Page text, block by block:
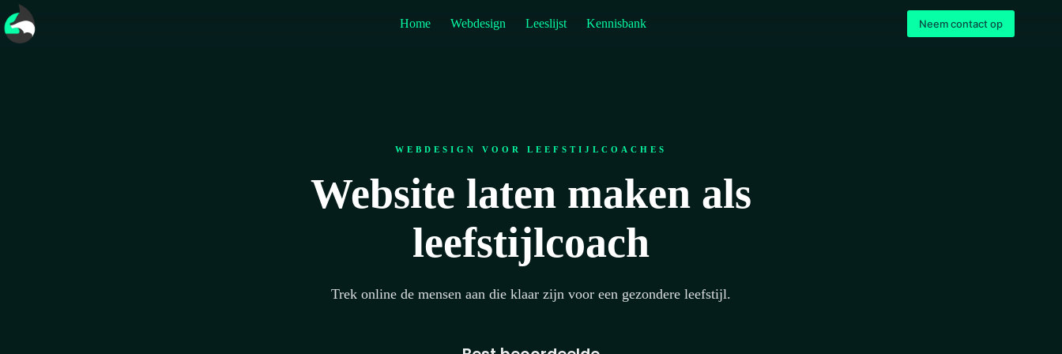
Home Webdesign Leeslijst Kennisbank Neem contact op
WEBDESIGN VOOR LEEFSTIJLCOACHES
Website laten maken als
leefstijlcoach
Trek online de mensen aan die klaar zijn voor een gezondere leefstijl.